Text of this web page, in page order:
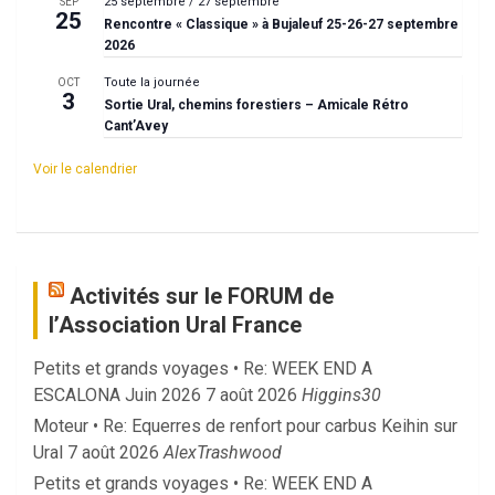
25
Rencontre « Classique » à Bujaleuf 25-26-27 septembre
2026
OCT
3
Toute la journée
Sortie Ural, chemins forestiers – Amicale Rétro
Cant’Avey
Voir le calendrier
Activités sur le FORUM de
l’Association Ural France
Petits et grands voyages • Re: WEEK END A
ESCALONA Juin 2026 7 août 2026 Higgins30
Moteur • Re: Equerres de renfort pour carbus Keihin sur
Ural 7 août 2026 AlexTrashwood
Petits et grands voyages • Re: WEEK END A